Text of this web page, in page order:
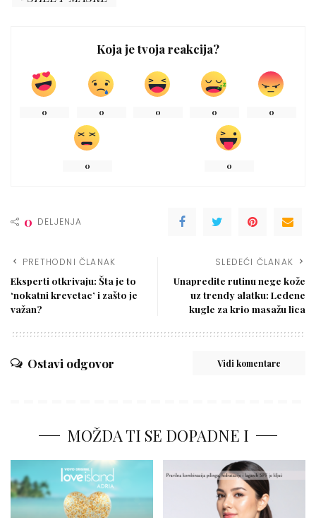
Koja je tvoja reakcija?
0 0 0 0 0
0 0
0 DELJENJA
PRETHODNI ČLANAK
Eksperti otkrivaju: Šta je to
‘nokatni krevetac’ i zašto je
važan?
SLEDEĆI ČLANAK
Unapredite rutinu nege kože
uz trendy alatku: Ledene
kugle za krio masažu lica
Ostavi odgovor Vidi komentare
MOŽDA TI SE DOPADNE I